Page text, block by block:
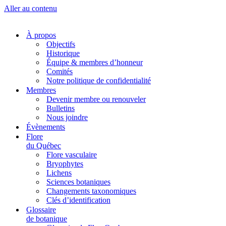
Aller au contenu
À propos
Objectifs
Historique
Équipe & membres d’honneur
Comités
Notre politique de confidentialité
Membres
Devenir membre ou renouveler
Bulletins
Nous joindre
Évènements
Flore
du Québec
Flore vasculaire
Bryophytes
Lichens
Sciences botaniques
Changements taxonomiques
Clés d’identification
Glossaire
de botanique